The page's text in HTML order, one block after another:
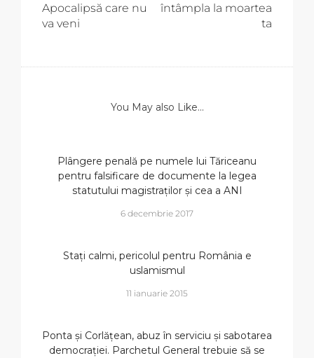
Apocalipsă care nu
va veni
întâmpla la moartea
ta
You May also Like...
Plângere penală pe numele lui Tăriceanu
pentru falsificare de documente la legea
statutului magistraților și cea a ANI
6 decembrie 2017
Stați calmi, pericolul pentru România e
uslamismul
11 ianuarie 2015
Ponta și Corlățean, abuz în serviciu și sabotarea
democrației. Parchetul General trebuie să se